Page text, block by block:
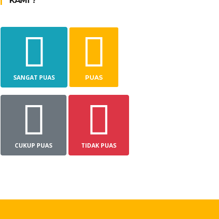
SANGAT PUAS PUAS
CUKUP PUAS TIDAK PUAS